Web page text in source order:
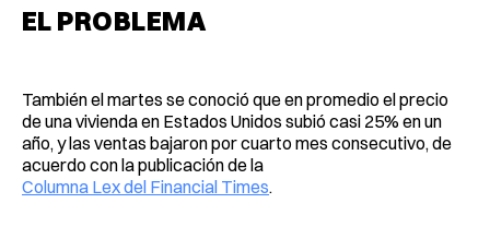
EL PROBLEMA
También el martes se conoció que en promedio el precio
de una vivienda en Estados Unidos subió casi 25% en un
año, y las ventas bajaron por cuarto mes consecutivo, de
acuerdo con la publicación de la
Columna Lex del Financial Times.